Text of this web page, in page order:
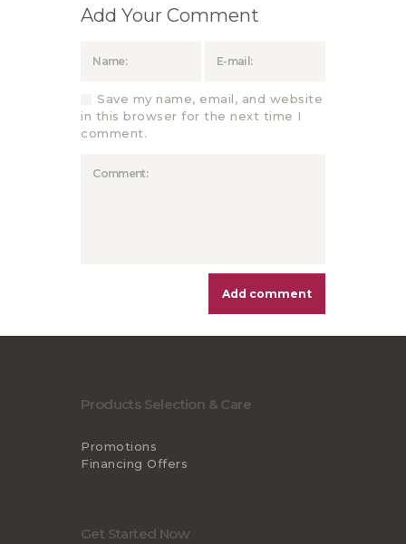
Add Your Comment
Save my name, email, and website
in this browser for the next time I
comment.
Products Selection & Care
Promotions
Financing Offers
Get Started Now